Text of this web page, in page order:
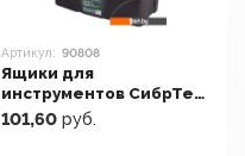
Артикул: 90808
Ящики для
инструментов СибрТех
90808
101,60 руб.